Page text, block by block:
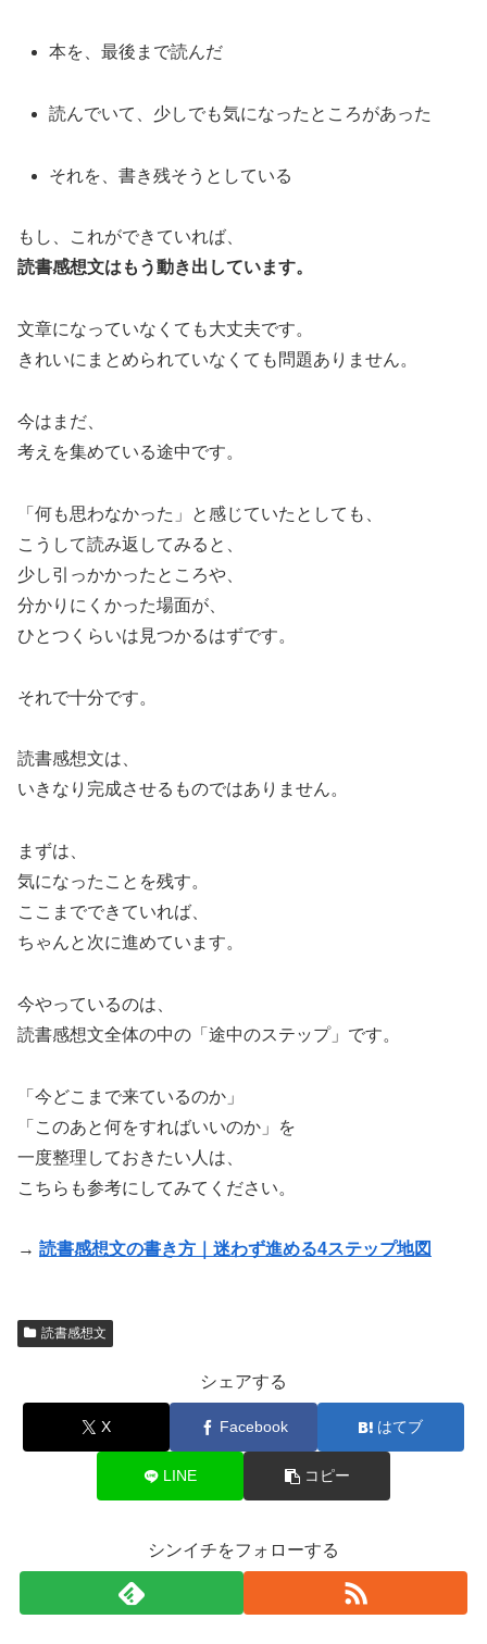
本を、最後まで読んだ
読んでいて、少しでも気になったところがあった
それを、書き残そうとしている
もし、これができていれば、
読書感想文はもう動き出しています。
文章になっていなくても大丈夫です。
きれいにまとめられていなくても問題ありません。
今はまだ、
考えを集めている途中です。
「何も思わなかった」と感じていたとしても、
こうして読み返してみると、
少し引っかかったところや、
分かりにくかった場面が、
ひとつくらいは見つかるはずです。
それで十分です。
読書感想文は、
いきなり完成させるものではありません。
まずは、
気になったことを残す。
ここまでできていれば、
ちゃんと次に進めています。
今やっているのは、
読書感想文全体の中の「途中のステップ」です。
「今どこまで来ているのか」
「このあと何をすればいいのか」を
一度整理しておきたい人は、
こちらも参考にしてみてください。
→ 読書感想文の書き方｜迷わず進める4ステップ地図
読書感想文
シェアする
X Facebook はてブ
LINE コピー
シンイチをフォローする